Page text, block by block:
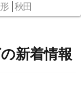
秋田
新着情報